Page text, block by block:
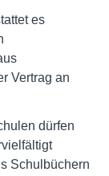
es
Vertrag an
dürfen
Schulbüchern